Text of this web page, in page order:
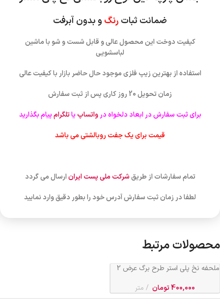
ضمانت ثبات رنگ و بدون آبرفت
کیفیت دوخت این محصول عالی و قابل شست و شو با ماشین
لباسشویی
استفاده از بهترین زیپ فلزی موجود حال حاضر بازار با کیفیت عالی
زمان تحویل 20 روز کاری پس از ثبت سفارش
برای ثبت سفارش در ابعاد دلخواه درواتساپ یاتلگرامپیام بگذارید
قیمت برای یک جفت روبالشتی می باشد
تمام سفارشات از طریقشرکت ملی پست ایرانارسال می گردد
لطفا در زمان ثبت سفارش آدرس خود را بطور دقیق وارد نمایید
محصولات مرتبط
ملحفه نخ پلی استر طرح برگ عرض 2
400,000تومان متر